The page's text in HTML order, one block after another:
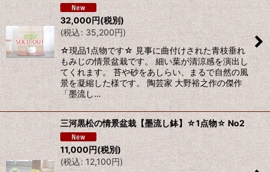
32,000円(税別)
(税込: 35,200円)
☆現品1点物です☆ 見事に曲付けされた青枝垂れ
もみじの情景盆栽です。 細い葉が清涼感を演出し
てくれます。 苔や砂をあしらい、まるで自然の風
景を凝縮した様です。 陶芸家 大野裕之作の傑作
「墨流し…
三河黒松の情景盆栽【墨流し鉢】☆1点物☆ No2
11,000円(税別)
(税込: 12,100円)